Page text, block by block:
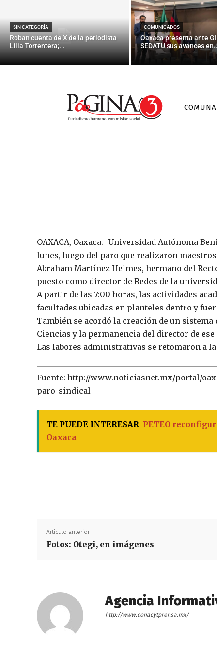
SIN CATEGORÍA
Roban cuenta de X de la periodista
Lilia Torrentera;...
COMUNICADOS
Oaxaca presenta ante
SEDATU sus avances
OAXACA, Oaxaca.- Universidad Autónoma
lunes, luego del paro que realizaron
Abraham Martínez Helmes, hermano del
puesto como director de Redes de la
A partir de las 7:00 horas, las actividades
facultades ubicadas en planteles dentro y
También se acordó la creación de un
Ciencias y la permanencia del director de
Las labores administrativas se retomaron a
Fuente: http://www.noticiasnet.mx/portal/
paro-sindical
TE PUEDE INTERESAR PETEO
Oaxaca
Artículo anterior
Fotos: Otegi, en imágenes
Agencia
http://www.conacytprensa.mx/